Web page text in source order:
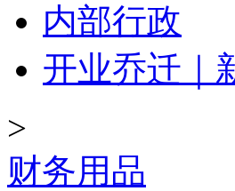
内部行政
开业乔迁｜
>
财务用品